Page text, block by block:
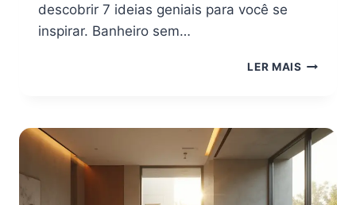
descobrir 7 ideias geniais para você se
inspirar. Banheiro sem…
LER MAIS
IDEIAS
GENIAIS
VOCÊ
SE